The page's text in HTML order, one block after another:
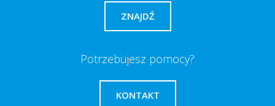
ZNAJDŹ
Potrzebujesz pomocy?
KONTAKT